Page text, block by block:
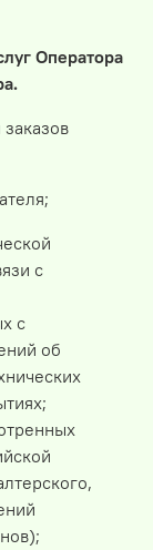
Оператора
с
с
об